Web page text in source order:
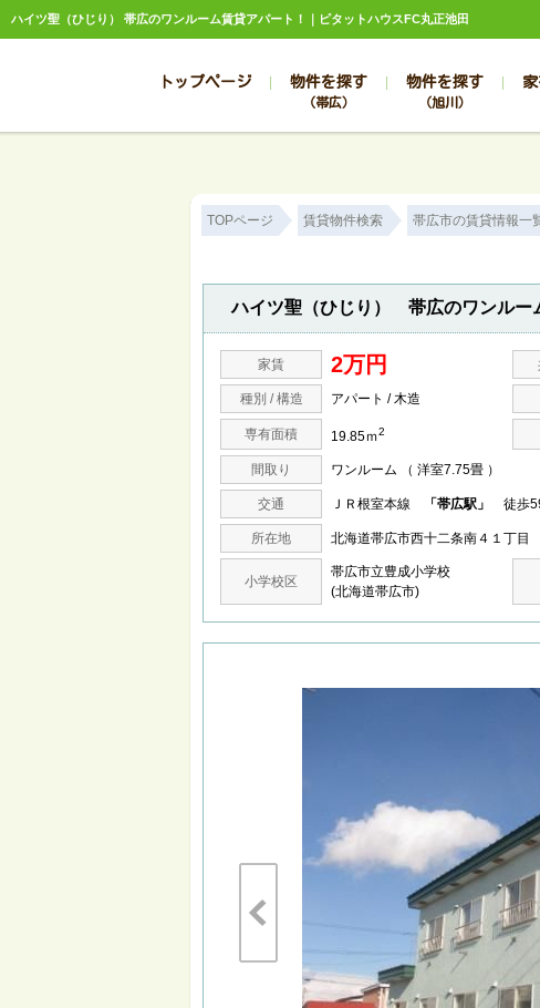
ハイツ聖（ひじり） 帯広のワンルーム賃貸アパート！｜ピタットハウスFC丸正池田
トップページ 物件を探す
（帯広）
帯広
帯広
帯
物件を探す
（旭川）
旭川
旭川
旭
TOPページ 賃貸物件検索 帯広市の賃貸情報一
ハイツ聖（ひじり） 帯広のワンルー
家賃 2万円
種別 / 構造 アパート / 木造
専有面積 19.85ｍ2
間取り ワンルーム （ 洋室7.75畳 ）
交通 ＪＲ根室本線 「帯広駅」 徒歩
所在地 北海道帯広市西十二条南４１丁目
小学校区
帯広市立豊成小学校
(北海道帯広市)